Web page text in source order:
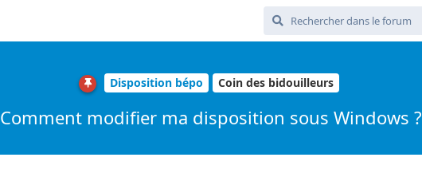
Disposition bépo Coin des bidouilleurs
Comment modifier ma disposition sous Windows ?